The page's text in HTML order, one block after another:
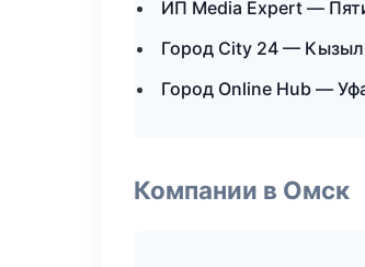
ИП Media Expert —
Город City 24 — Кызыл
Город Online Hub —
Компании в Омск